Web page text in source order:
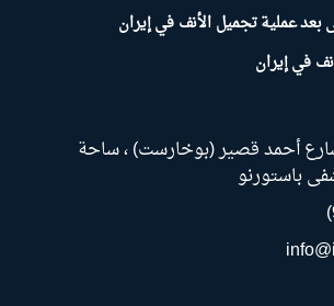
عملية تجميل الأنف في إيران
في إيران
أحمد قصير (بوخارست) ، ساحة
باستورنو